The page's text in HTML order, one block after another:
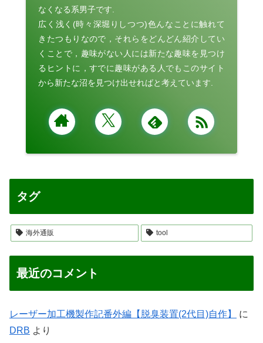
なくなる系男子です.
広く浅く(時々深堀りしつつ)色んなことに触れて
きたつもりなので，それらをどんどん紹介してい
くことで，趣味がない人には新たな趣味を見つけ
るヒントに，すでに趣味がある人でもこのサイト
から新たな沼を見つけ出せればと考えています.
タグ
海外通販 tool
最近のコメント
レーザー加工機製作記番外編【脱臭装置(2代目)自作】
に
DRB より